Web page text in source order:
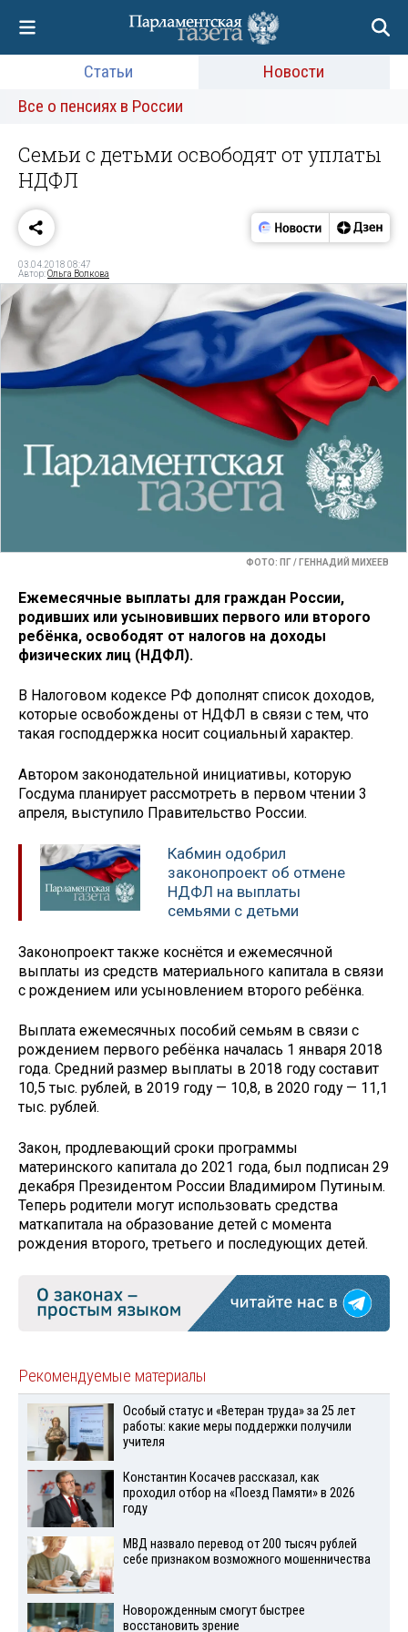
Статьи
Новости
Все о пенсиях в России
Семьи с детьми освободят от уплаты
НДФЛ
03.04.2018 08:47
Автор:Ольга Волкова
ФОТО: ПГ / ГЕННАДИЙ МИХЕЕВ
Ежемесячные выплаты для граждан России,
родивших или усыновивших первого или второго
ребёнка, освободят от налогов на доходы
физических лиц (НДФЛ).
В Налоговом кодексе РФ дополнят список доходов,
которые освобождены от НДФЛ в связи с тем, что
такая господдержка носит социальный характер.
Автором законодательной инициативы, которую
Госдума планирует рассмотреть в первом чтении 3
апреля, выступило Правительство России.
Кабмин одобрил
законопроект об отмене
НДФЛ на выплаты
семьями с детьми
Законопроект также коснётся и ежемесячной
выплаты из средств материального капитала в связи
с рождением или усыновлением второго ребёнка.
Выплата ежемесячных пособий семьям в связи с
рождением первого ребёнка началась 1 января 2018
года. Средний размер выплаты в 2018 году составит
10,5 тыс. рублей, в 2019 году — 10,8, в 2020 году — 11,1
тыс. рублей.
Закон, продлевающий сроки программы
материнского капитала до 2021 года, был подписан 29
декабря Президентом России Владимиром Путиным.
Теперь родители могут использовать средства
маткапитала на образование детей с момента
рождения второго, третьего и последующих детей.
Рекомендуемые материалы
Особый статус и «Ветеран труда» за 25 лет
работы: какие меры поддержки получили
учителя
Константин Косачев рассказал, как
проходил отбор на «Поезд Памяти» в 2026
году
МВД назвало перевод от 200 тысяч рублей
себе признаком возможного мошенничества
Новорожденным смогут быстрее
восстановить зрение